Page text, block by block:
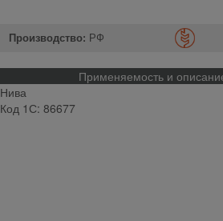
Производство: РФ
Применяемость и
Нива
Код 1С: 86677